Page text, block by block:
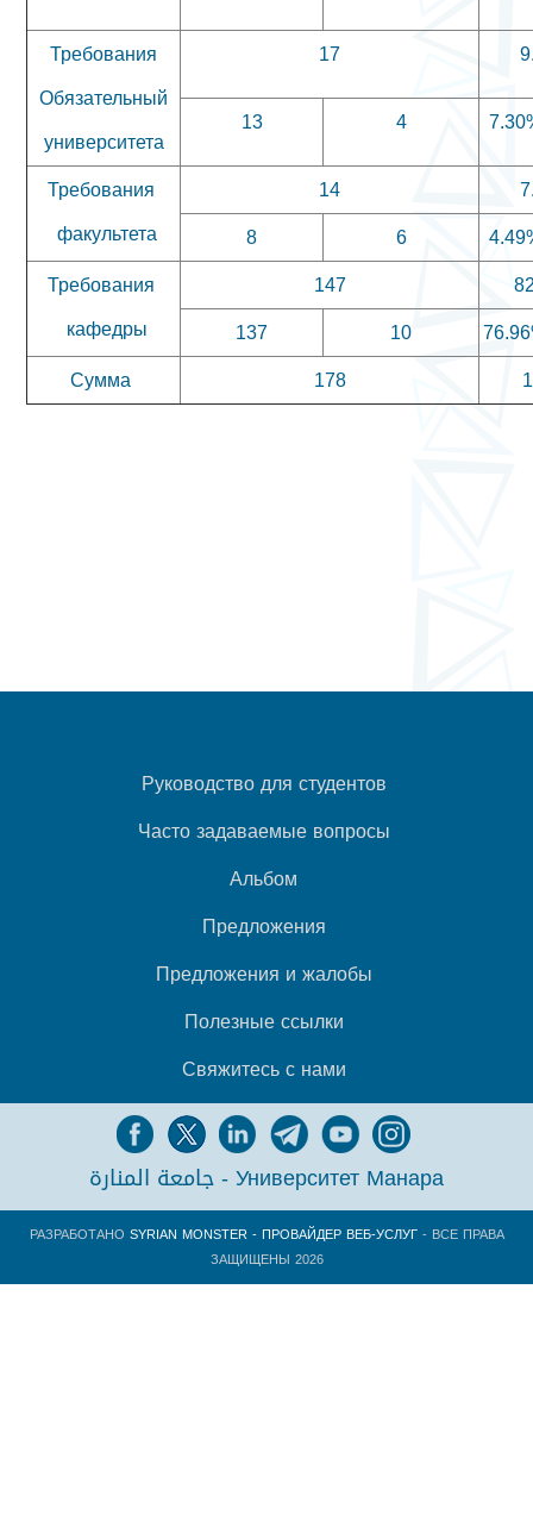
Требования
Обязательный
университета
17
13
4
Требования
факультета
14
8
6
Требования
кафедры
147
137
10
Сумма
178
Руководство для студентов
Часто задаваемые вопросы
Альбом
Предложения
Предложения и жалобы
Полезные ссылки
Свяжитесь с нами
جامعة المنارة - Университет Манара
РАЗРАБОТАНО SYRIAN MONSTER - ПРОВАЙДЕР ВЕБ-УСЛУГ- ВСЕ ПРАВА
ЗАЩИЩЕНЫ 2026